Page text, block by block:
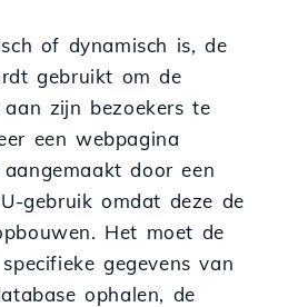
of dynamisch is, de
gebruikt om de
zijn bezoekers te
een webpagina
door een
gebruik omdat deze de
Het moet de
gegevens van
ophalen, de